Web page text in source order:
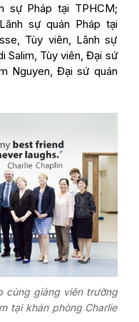
sự Pháp tại TPHCM;
sự quán Pháp tại
Tùy viên, Lãnh sự
Salim, Tùy viên, Đại sứ
Nguyen, Đại sứ quán
cùng giảng viên trường
tại khán phòng Charlie